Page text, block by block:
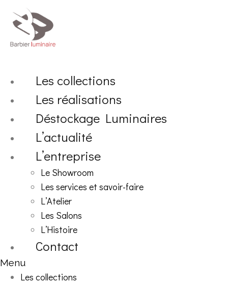
contenu
Les collections
Les réalisations
Déstockage Luminaires
L’actualité
L’entreprise
Le Showroom
Les services et savoir-faire
L’Atelier
Les Salons
L’Histoire
Contact
Menu
Les collections